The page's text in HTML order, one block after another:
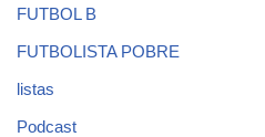
FUTBOL B
FUTBOLISTA POBRE
listas
Podcast